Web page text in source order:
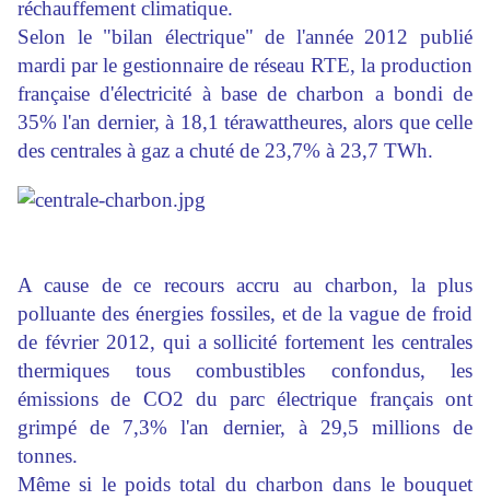
réchauffement climatique.
Selon le "bilan électrique" de l'année 2012 publié
mardi par le gestionnaire de réseau RTE, la production
française d'électricité à base de charbon a bondi de
35% l'an dernier, à 18,1 térawattheures, alors que celle
des centrales à gaz a chuté de 23,7% à 23,7 TWh.
A cause de ce recours accru au charbon, la plus
polluante des énergies fossiles, et de la vague de froid
de février 2012, qui a sollicité fortement les centrales
thermiques tous combustibles confondus, les
émissions de CO2 du parc électrique français ont
grimpé de 7,3% l'an dernier, à 29,5 millions de
tonnes.
Même si le poids total du charbon dans le bouquet